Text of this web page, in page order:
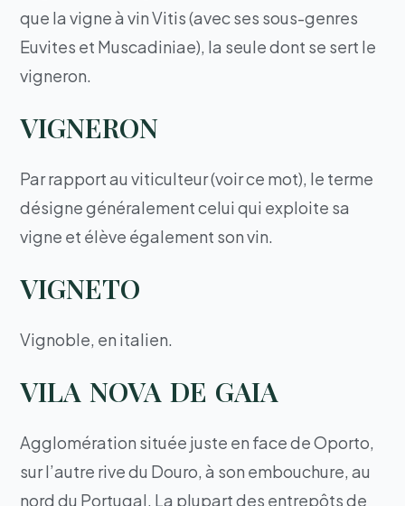
que la vigne à vin Vitis (avec ses sous-genres
Euvites et Muscadiniae), la seule dont se sert le
vigneron.
VIGNERON
Par rapport au viticulteur (voir ce mot), le terme
désigne généralement celui qui exploite sa
vigne et élève également son vin.
VIGNETO
Vignoble, en italien.
VILA NOVA DE GAIA
Agglomération située juste en face de Oporto,
sur l’autre rive du Douro, à son embouchure, au
nord du Portugal. La plupart des entrepôts de